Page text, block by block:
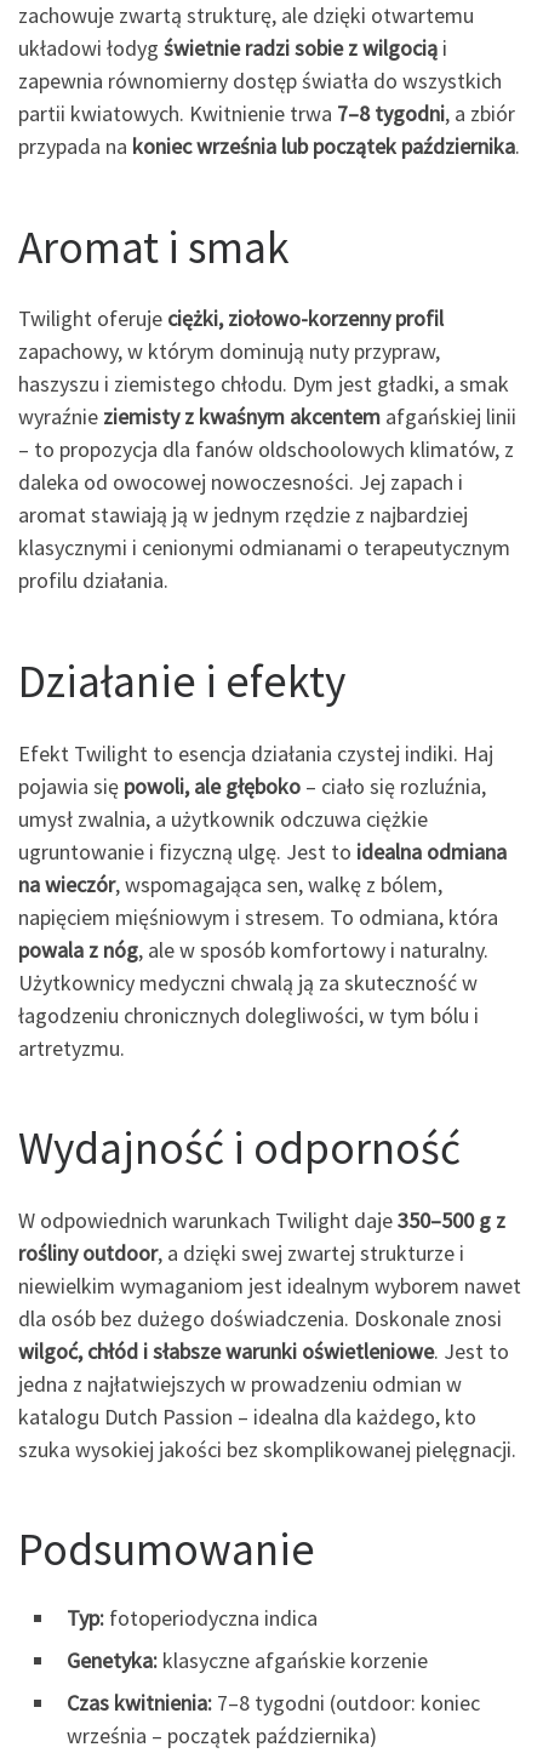
zachowuje zwartą strukturę, ale dzięki otwartemu
układowi łodyg świetnie radzi sobie z wilgocią i
zapewnia równomierny dostęp światła do wszystkich
partii kwiatowych. Kwitnienie trwa 7–8 tygodni, a zbiór
przypada na koniec września lub początek października.
Aromat i smak
Twilight oferuje ciężki, ziołowo-korzenny profil
zapachowy, w którym dominują nuty przypraw,
haszyszu i ziemistego chłodu. Dym jest gładki, a smak
wyraźnie ziemisty z kwaśnym akcentem afgańskiej linii
– to propozycja dla fanów oldschoolowych klimatów, z
daleka od owocowej nowoczesności. Jej zapach i
aromat stawiają ją w jednym rzędzie z najbardziej
klasycznymi i cenionymi odmianami o terapeutycznym
profilu działania.
Działanie i efekty
Efekt Twilight to esencja działania czystej indiki. Haj
pojawia się powoli, ale głęboko – ciało się rozluźnia,
umysł zwalnia, a użytkownik odczuwa ciężkie
ugruntowanie i fizyczną ulgę. Jest to idealna odmiana
na wieczór, wspomagająca sen, walkę z bólem,
napięciem mięśniowym i stresem. To odmiana, która
powala z nóg, ale w sposób komfortowy i naturalny.
Użytkownicy medyczni chwalą ją za skuteczność w
łagodzeniu chronicznych dolegliwości, w tym bólu i
artretyzmu.
Wydajność i odporność
W odpowiednich warunkach Twilight daje350–500 g z
rośliny outdoor, a dzięki swej zwartej strukturze i
niewielkim wymaganiom jest idealnym wyborem nawet
dla osób bez dużego doświadczenia. Doskonale znosi
wilgoć, chłód i słabsze warunki oświetleniowe. Jest to
jedna z najłatwiejszych w prowadzeniu odmian w
katalogu Dutch Passion – idealna dla każdego, kto
szuka wysokiej jakości bez skomplikowanej pielęgnacji.
Podsumowanie
Typ: fotoperiodyczna indica
Genetyka: klasyczne afgańskie korzenie
Czas kwitnienia: 7–8 tygodni (outdoor: koniec
września – początek października)